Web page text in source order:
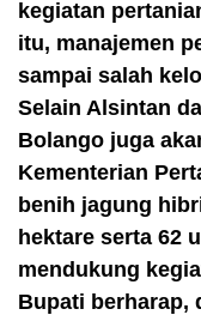
kegiatan
itu, manajemen
sampai salah
Selain Alsintan
Bolango juga
Kementerian
benih jagung
hektare serta 62
mendukung
Bupati berharap,